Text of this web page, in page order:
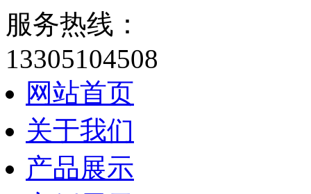
服务热线：
13305104508
网站首页
关于我们
产品展示